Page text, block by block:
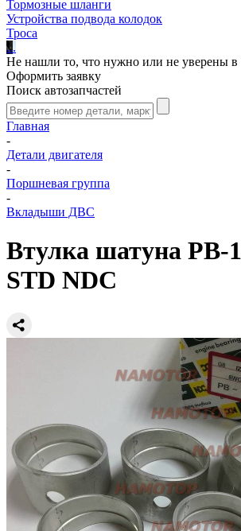
Тормозные шланги
Устройства подвода колодок
Троса
...
Не нашли то, что нужно или не уверены в
Оформить заявку
Поиск автозапчастей
Главная
-
Детали двигателя
-
Поршневая группа
-
Вкладыши ДВС
Втулка шатуна PB-
STD NDC